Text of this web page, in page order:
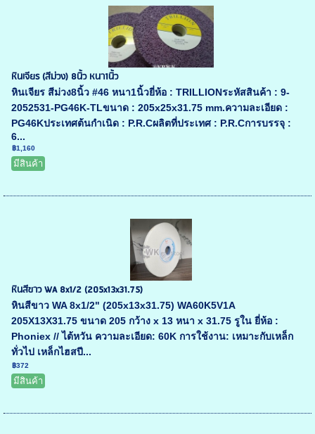
หินเจียร (สีม่วง) 8นิ้ว หนา1นิ้ว
หินเจียร สีม่วง8นิ้ว #46 หนา1นิ้วยี่ห้อ : TRILLIONระหัสสินค้า : 9-
2052531-PG46K-TLขนาด : 205x25x31.75 mm.ความละเอียด :
PG46Kประเทศต้นกำเนิด : P.R.Cผลิตที่ประเทศ : P.R.Cการบรรจุ :
6...
฿1,160
มีสินค้า
หินสีขาว WA 8x1/2 (205x13x31.75)
หินสีขาว WA 8x1/2" (205x13x31.75) WA60K5V1A
205X13X31.75 ขนาด 205 กว้าง x 13 หนา x 31.75 รูใน ยี่ห้อ :
Phoniex // ไต้หวัน ความละเอียด: 60K การใช้งาน: เหมาะกับเหล็ก
ทั่วไป เหล็กไฮสปี...
฿372
มีสินค้า